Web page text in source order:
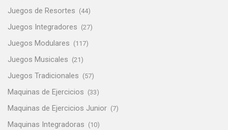
Juegos de Resortes (44)
Juegos Integradores (27)
Juegos Modulares (117)
Juegos Musicales (21)
Juegos Tradicionales (57)
Maquinas de Ejercicios (33)
Maquinas de Ejercicios Junior (7)
Maquinas Integradoras (10)